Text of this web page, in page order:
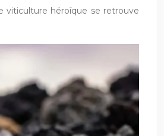
viticulture héroïque se retrouve